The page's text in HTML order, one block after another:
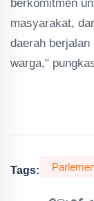
berkomitmen
masyarakat,
daerah berjalan
warga,"
Tags: